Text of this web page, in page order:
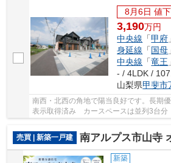
8月6日 値
3,190万円
中央線 「甲府
身延線 「国母
中央線 「竜王
- / 4LDK /
山梨県甲斐市
南西・北西の角地で陽当良好です。長期
表示取得済み カースペースは並列3台分
売買 | 新築一戸建 南アルプス市山寺 オール電化新築
新築